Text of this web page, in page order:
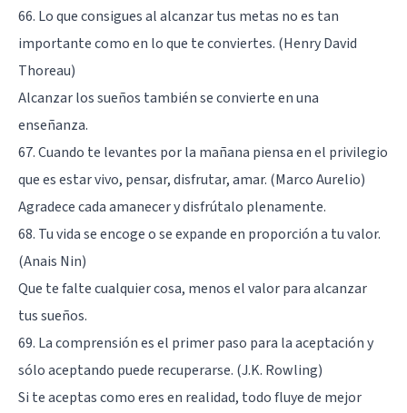
66. Lo que consigues al alcanzar tus metas no es tan
importante como en lo que te conviertes. (Henry David
Thoreau)
Alcanzar los sueños también se convierte en una
enseñanza.
67. Cuando te levantes por la mañana piensa en el privilegio
que es estar vivo, pensar, disfrutar, amar. (Marco Aurelio)
Agradece cada amanecer y disfrútalo plenamente.
68. Tu vida se encoge o se expande en proporción a tu valor.
(Anais Nin)
Que te falte cualquier cosa, menos el valor para alcanzar
tus sueños.
69. La comprensión es el primer paso para la aceptación y
sólo aceptando puede recuperarse. (J.K. Rowling)
Si te aceptas como eres en realidad, todo fluye de mejor